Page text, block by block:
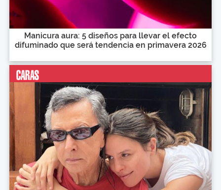
Manicura aura: 5 diseños para llevar el efecto
difuminado que será tendencia en primavera 2026